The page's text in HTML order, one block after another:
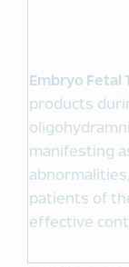
Embryo Fetal
products
manifesting
patients of
effective